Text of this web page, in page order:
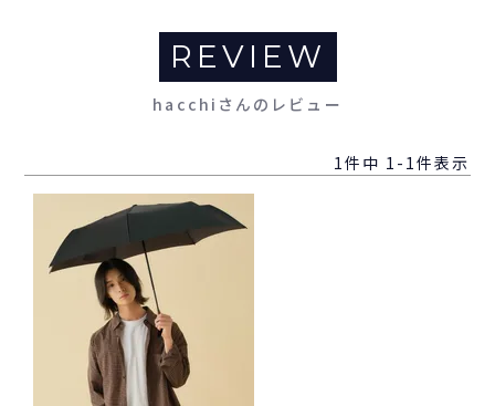
REVIEW
hacchiさんのレビュー
1件中 1 - 1件表示